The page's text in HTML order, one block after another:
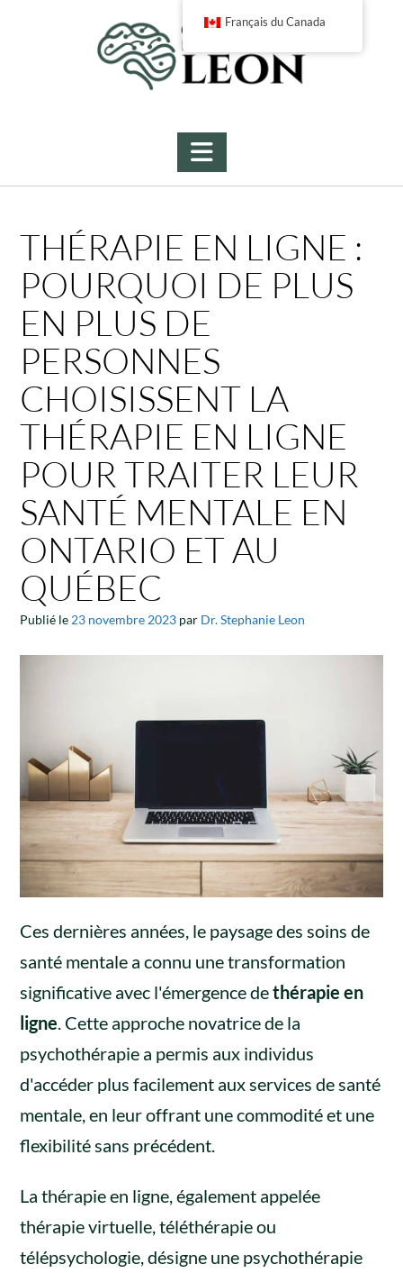
THÉRAPIE EN LIGNE :
POURQUOI DE PLUS
EN PLUS DE
PERSONNES
CHOISISSENT LA
THÉRAPIE EN LIGNE
POUR TRAITER LEUR
SANTÉ MENTALE EN
ONTARIO ET AU
QUÉBEC
Publié le 23 novembre 2023 par Dr. Stephanie Leon
Ces dernières années, le paysage des soins de
santé mentale a connu une transformation
significative avec l'émergence dethérapie en
ligne. Cette approche novatrice de la
psychothérapie a permis aux individus
d'accéder plus facilement aux services de santé
mentale, en leur offrant une commodité et une
flexibilité sans précédent.
La thérapie en ligne, également appelée
thérapie virtuelle, téléthérapie ou
télépsychologie, désigne une psychothérapie
Français du Canada